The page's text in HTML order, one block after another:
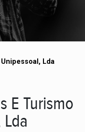
Lda
E Turismo